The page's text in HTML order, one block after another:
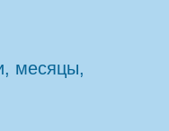
месяцы,